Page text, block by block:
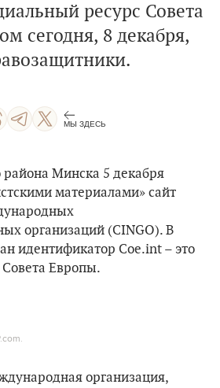
ресурс Совета
сегодня, 8 декабря,
МЫ ЗДЕСЬ
района Минска 5 декабря
материалами» сайт
организаций (CINGO). В
идентификатор Coe.int – это
Европы.
организация,